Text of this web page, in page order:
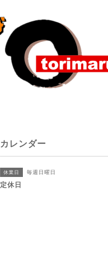
カレンダー
休業日 毎週日曜日
定休日